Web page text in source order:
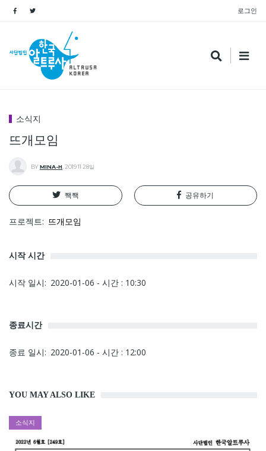
로그인
소식지
뜨개모임
BY MINA-H 2019 11 28일
짹짹 공유하기
프로젝트 뜨개모임
시작 시간
시작 일시 2020-01-06 - 시간 : 10:30
종료시간
종료 일시 2020-01-06 - 시간 : 12:00
YOU MAY ALSO LIKE
소식지